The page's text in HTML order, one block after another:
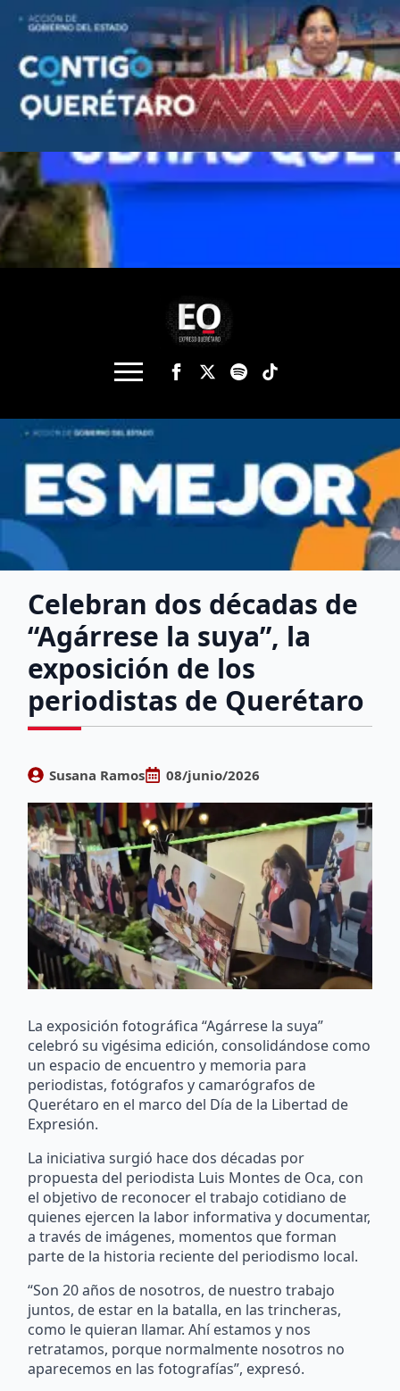
Celebran dos décadas de
“Agárrese la suya”, la
exposición de los
periodistas de Querétaro
Susana Ramos 08/junio/2026
La exposición fotográfica “Agárrese la suya”
celebró su vigésima edición, consolidándose como
un espacio de encuentro y memoria para
periodistas, fotógrafos y camarógrafos de
Querétaro en el marco del Día de la Libertad de
Expresión.
La iniciativa surgió hace dos décadas por
propuesta del periodista Luis Montes de Oca, con
el objetivo de reconocer el trabajo cotidiano de
quienes ejercen la labor informativa y documentar,
a través de imágenes, momentos que forman
parte de la historia reciente del periodismo local.
“Son 20 años de nosotros, de nuestro trabajo
juntos, de estar en la batalla, en las trincheras,
como le quieran llamar. Ahí estamos y nos
retratamos, porque normalmente nosotros no
aparecemos en las fotografías”, expresó.